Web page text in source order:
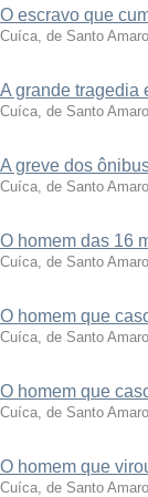
O escravo que
Cuíca, de Santo
A grande tragedia
Cuíca, de Santo
A greve dos
Cuíca, de Santo
O homem das 16
Cuíca, de Santo
O homem que
Cuíca, de Santo
O homem que
Cuíca, de Santo
O homem que
Cuíca, de Santo